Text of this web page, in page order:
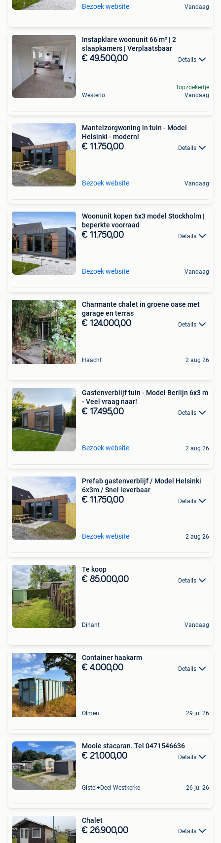
Bezoek website Vandaag
Instapklare woonunit 66 m² | 2
slaapkamers | Verplaatsbaar
€ 49.500,00 Details
Westerlo
Topzoekertje
Vandaag
Mantelzorgwoning in tuin - Model
Helsinki - modern!
€ 11.750,00 Details
Bezoek website Vandaag
Woonunit kopen 6x3 model Stockholm |
beperkte voorraad
€ 11.750,00 Details
Bezoek website Vandaag
Charmante chalet in groene oase met
garage en terras
€ 124.000,00 Details
Haacht 2 aug 26
Gastenverblijf tuin - Model Berlijn 6x3 m
- Veel vraag naar!
€ 17.495,00 Details
Bezoek website 2 aug 26
Prefab gastenverblijf / Model Helsinki
6x3m / Snel leverbaar
€ 11.750,00 Details
Bezoek website 2 aug 26
Te koop
€ 85.000,00 Details
Dinant Vandaag
Container haakarm
€ 4.000,00 Details
Olmen 29 jul 26
Mooie stacaran. Tel 0471546636
€ 21.000,00 Details
Gistel+Deel Westkerke 26 jul 26
Chalet
€ 26.900,00 Details